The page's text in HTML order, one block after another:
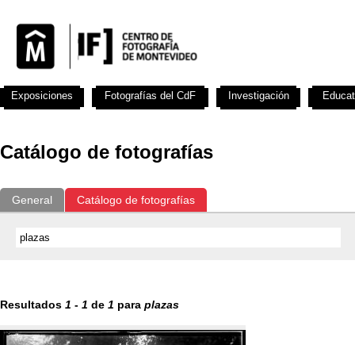
Catálogo de fotografías
General Catálogo de fotografías
Resultados 1 - 1 de 1 para plazas
Exposiciones Fotografías del CdF Investigación